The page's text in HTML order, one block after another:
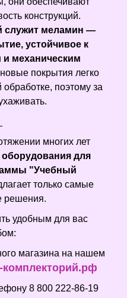
конструкций.
служит меламин —
устойчивое к
и механическим
покрытия легко
поэтому за
многих лет
оборудования для
"Учебный
только самые
решения.
удобным для вас
магазина на нашем
8 800 222-86-19